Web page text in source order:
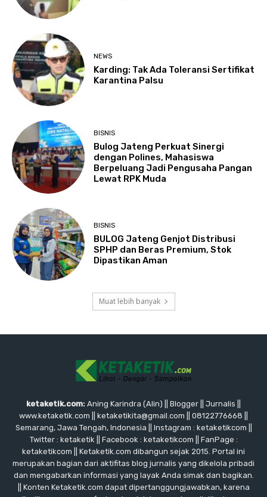
NEWS
Karding: Tak Ada Toleransi Sertifikat
Karantina Palsu
BISNIS
Bulog Jateng Perkuat Sinergi
dengan Polines, Mahasiswa
Berpeluang Jadi Pengusaha Pangan
Lewat RPK Muda
BISNIS
BULOG Jateng Genjot Distribusi
SPHP dan Beras Premium, Stok
Dipastikan Aman
Muat lebih banyak
ketaketik.com: Aning Karindra (Alin) || Blogger || Jurnalis ||
www.ketaketik.com || ketaketikita@gmail.com || 08122776668 ||
Semarang, Jawa Tengah, Indonesia || Instagram : ketaketikcom ||
Twitter : ketaketik || Facebook : ketaketikcom || FanPage :
ketaketikcom || Ketaketik.com dibangun sejak 2015. Portal ini
merupakan bagian dari aktifitas blog jurnalis yang dikelola pribadi
dan mengabarkan informasi yang layak Anda simak dan bagikan.
|| Konten Ketaketik.com dapat dipertanggungjawabkan, karena